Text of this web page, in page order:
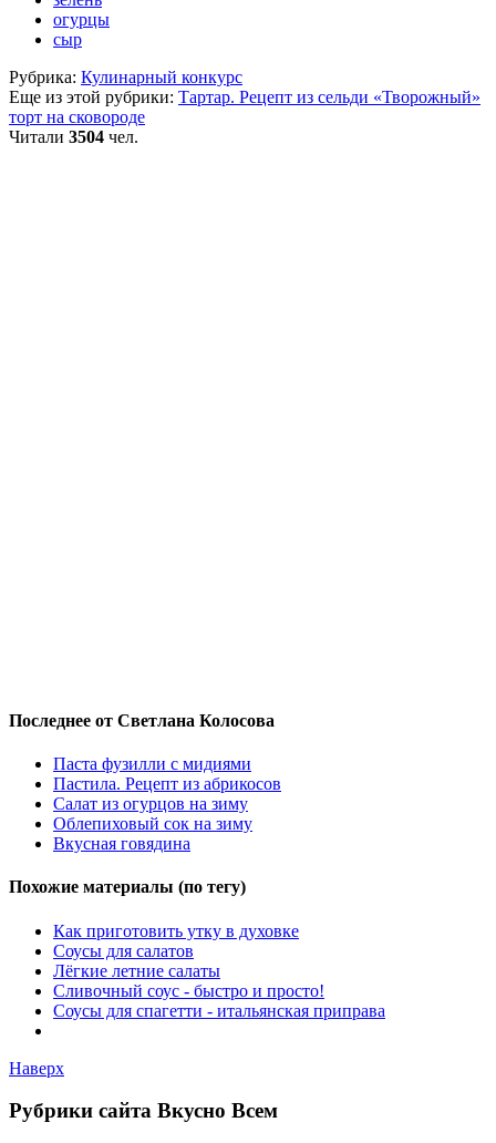
огурцы
сыр
Рубрика: Кулинарный конкурс
Еще из этой рубрики: Тартар. Рецепт из сельди «Творожный»
торт на сковороде
Читали 3504 чел.
Последнее от Светлана Колосова
Паста фузилли с мидиями
Пастила. Рецепт из абрикосов
Салат из огурцов на зиму
Облепиховый сок на зиму
Вкусная говядина
Похожие материалы (по тегу)
Как приготовить утку в духовке
Соусы для салатов
Лёгкие летние салаты
Сливочный соус - быстро и просто!
Соусы для спагетти - итальянская приправа
Наверх
Рубрики сайта Вкусно Всем